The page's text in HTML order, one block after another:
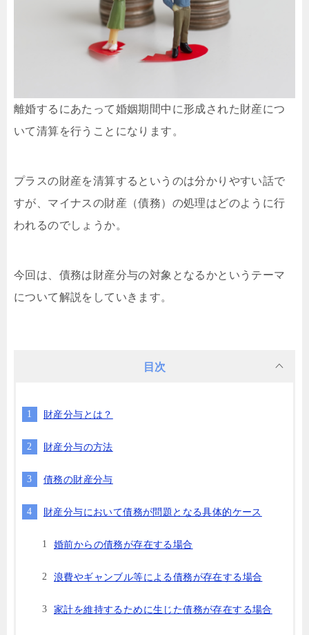
離婚するにあたって婚姻期間中に形成された財産につ
いて清算を行うことになります。
プラスの財産を清算するというのは分かりやすい話で
すが、マイナスの財産（債務）の処理はどのように行
われるのでしょうか。
今回は、債務は財産分与の対象となるかというテーマ
について解説をしていきます。
目次
財産分与とは？
財産分与の方法
債務の財産分与
財産分与において債務が問題となる具体的ケース
婚前からの債務が存在する場合
浪費やギャンブル等による債務が存在する場合
家計を維持するために生じた債務が存在する場合